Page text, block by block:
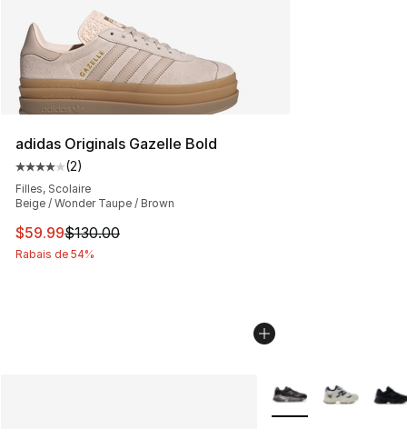
adidas Originals Gazelle Bold
Cote moyenne du client - [4 sur 5 étoiles], 2
(2)
Filles, Scolaire
Beige / Wonder Taupe / Brown
Cet article est en solde. Le prix est passé de $130.00 à
$59.99$130.00
Rabais de 54%
Plus de couleurs